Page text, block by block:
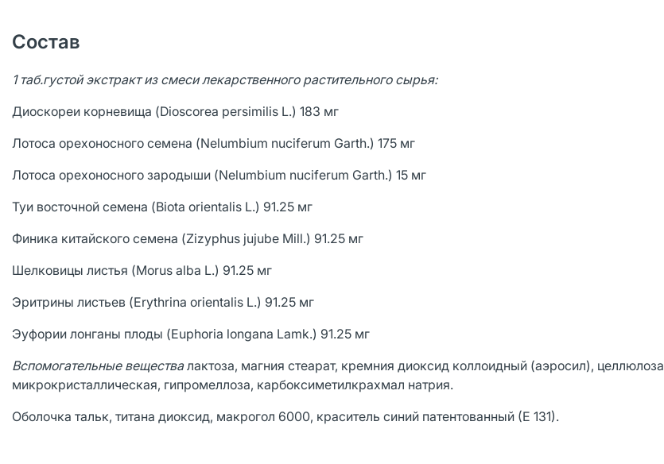
Состав
1 таб.густой экстракт из смеси лекарственного растительного сырья:
Диоскореи корневища (Dioscorea persimilis L.) 183 мг
Лотоса орехоносного семена (Nelumbium nuciferum Garth.) 175 мг
Лотоса орехоносного зародыши (Nelumbium nuciferum Garth.) 15 мг
Туи восточной семена (Biota orientalis L.) 91.25 мг
Финика китайского семена (Zizyphus jujube Mill.) 91.25 мг
Шелковицы листья (Morus alba L.) 91.25 мг
Эритрины листьев (Erythrina orientalis L.) 91.25 мг
Эуфории лонганы плоды (Euphoria longana Lamk.) 91.25 мг
Вспомогательные веществалактоза, магния стеарат, кремния диоксид коллоидный (аэросил), целлюлоза
микрокристаллическая, гипромеллоза, карбоксиметилкрахмал натрия.
Оболочка тальк, титана диоксид, макрогол 6000, краситель синий патентованный (Е 131).